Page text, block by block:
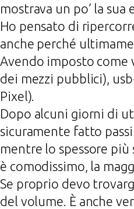
mostrava un po’ la sua
Ho pensato di
anche perché
Avendo imposto
dei mezzi pubblici),
Pixel).
Dopo alcuni giorni di
sicuramente fatto
mentre lo spessore
è comodissimo, la
Se proprio devo
del volume. È anche